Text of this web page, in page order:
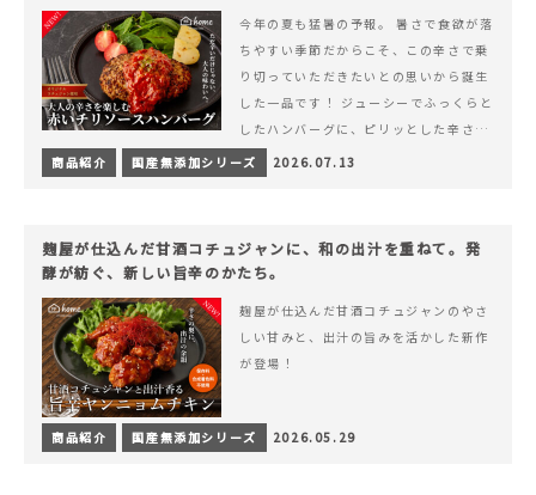
今年の夏も猛暑の予報。 暑さで食欲が落
ちやすい季節だからこそ、この辛さで乗
り切っていただきたいとの思いから誕生
した一品です！ ジューシーでふっくらと
したハンバーグに、ピリッとした辛さと
コク深い旨みが楽しめる特製チリソース
&hellip; 続きを読む ピリッと刺激のあ
商品紹介 国産無添加シリーズ 2026.07.13
麹屋が仕込んだ甘酒コチュジャンに、和の出汁を重ねて。発
酵が紡ぐ、新しい旨辛のかたち。
麹屋が仕込んだ甘酒コチュジャンのやさ
しい甘みと、出汁の旨みを活かした新作
が登場！
商品紹介 国産無添加シリーズ 2026.05.29